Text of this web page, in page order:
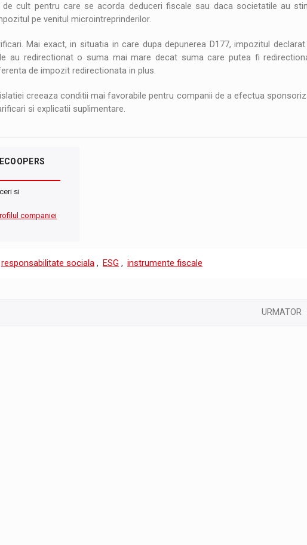
cult pentru care se acorda deduceri fiscale sau daca societatile au
pe venitul microintreprinderilor.
Mai exact, in situatia in care dupa depunerea D177, impozitul declarat
au redirectionat o suma mai mare decat suma care putea fi
de impozit redirectionata in plus.
creeaza conditii mai favorabile pentru companii de a efectua
si explicatii suplimentare.
si
companiei
responsabilitate sociala , ESG , instrumente fiscale
URMATOR